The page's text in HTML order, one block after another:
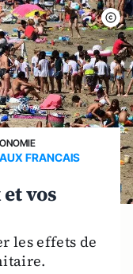
FRANCAIS
vos
les effets de